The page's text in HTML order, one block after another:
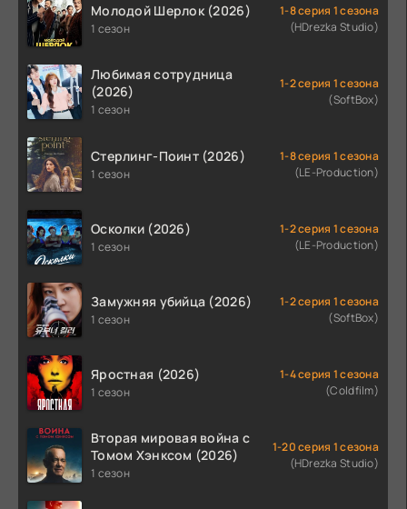
Молодой Шерлок (2026)
1 сезон
1-8 серия 1 сезона
(HDrezka Studio)
Любимая сотрудница
(2026)
1 сезон
1-2 серия 1 сезона
(SoftBox)
Стерлинг-Поинт (2026)
1 сезон
1-8 серия 1 сезона
(LE-Production)
Осколки (2026)
1 сезон
1-2 серия 1 сезона
(LE-Production)
Замужняя убийца (2026)
1 сезон
1-2 серия 1 сезона
(SoftBox)
Яростная (2026)
1 сезон
1-4 серия 1 сезона
(Coldfilm)
Вторая мировая война с
Томом Хэнксом (2026)
1 сезон
1-20 серия 1 сезона
(HDrezka Studio)